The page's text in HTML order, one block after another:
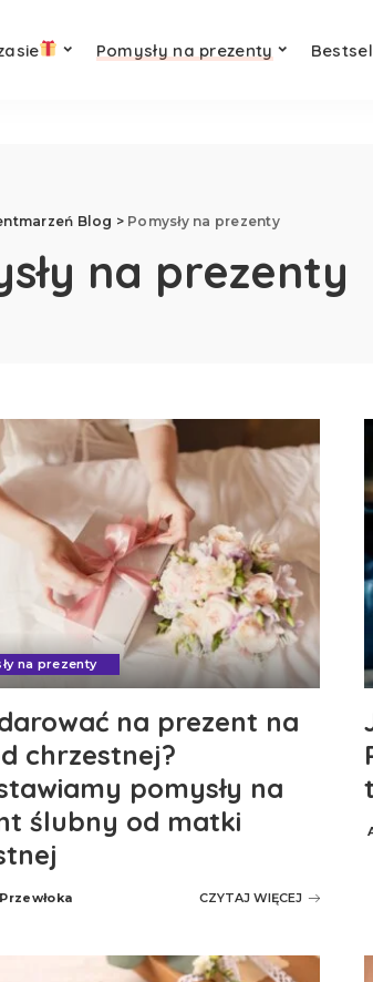
Pomysły na prezenty
Blog > Pomysły na prezenty
na prezenty
na prezenty
na prezent na
chrzestnej?
pomysły na
ślubny od matki
CZYTAJ WIĘCEJ